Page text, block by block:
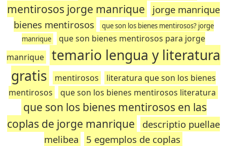
mentirosos jorge manrique
jorge manrique
bienes mentirosos
que son los bienes mentirosos? jorge
manrique
que son bienes mentirosos para jorge
manrique
temario lengua y literatura
gratis
mentirosos
literatura que son los bienes
mentirosos
que son los bienes mentirosos literatura
que son los bienes mentirosos en las
coplas de jorge manrique
descriptio puellae
melibea
5 egemplos de coplas